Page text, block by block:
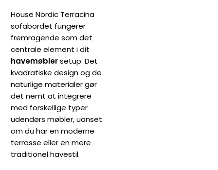
House Nordic Terracina
sofabordet fungerer
fremragende som det
centrale element i dit
havemøblersetup. Det
kvadratiske design og de
naturlige materialer gør
det nemt at integrere
med forskellige typer
udendørs møbler, uanset
om du har en moderne
terrasse eller en mere
traditionel havestil.